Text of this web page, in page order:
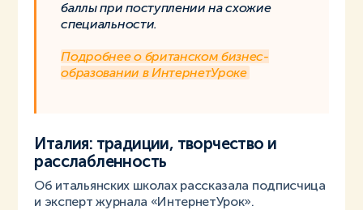
баллы при поступлении на схожие
специальности.
Подробнее о британском бизнес-
образовании в ИнтернетУроке
Италия: традиции, творчество и
расслабленность
Об итальянских школах рассказала подписчица
и эксперт журнала «ИнтернетУрок».